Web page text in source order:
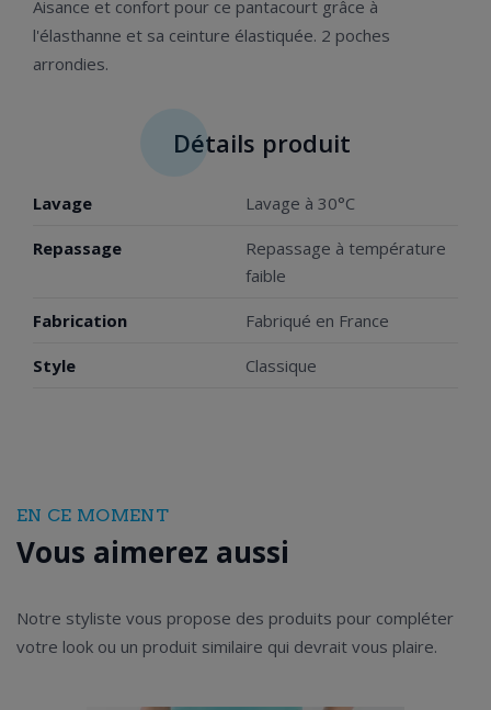
Aisance et confort pour ce pantacourt grâce à
l'élasthanne et sa ceinture élastiquée. 2 poches
arrondies.
Détails produit
Lavage Lavage à 30°C
Repassage
Repassage à température
faible
Fabrication Fabriqué en France
Style Classique
EN CE MOMENT
Vous aimerez aussi
Notre styliste vous propose des produits pour compléter
votre look ou un produit similaire qui devrait vous plaire.